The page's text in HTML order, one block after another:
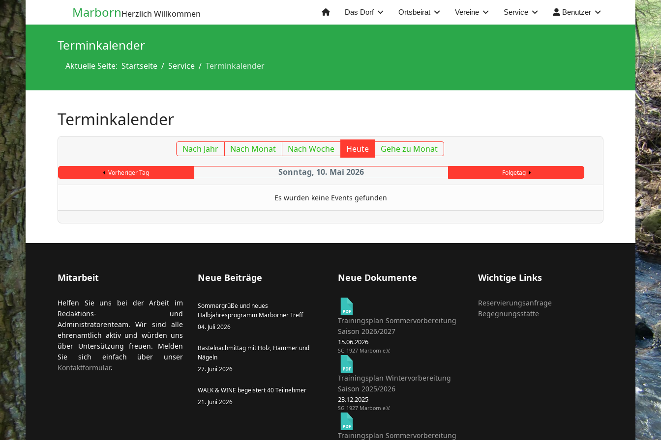
MarbornHerzlich Willkommen Das Dorf Ortsbeirat Vereine Service Benutzer
Terminkalender
Aktuelle Seite: Startseite Service Terminkalender
Terminkalender
Nach Jahr Nach Monat Nach Woche Heute Gehe zu Monat
Vorheriger Tag Sonntag, 10. Mai 2026 Folgetag
Es wurden keine Events gefunden
Mitarbeit
Helfen Sie uns bei der Arbeit im
Redaktions- und
Administratorenteam. Wir sind alle
ehrenamtlich aktiv und würden uns
über Untersützung freuen. Melden
Sie sich einfach über unser
Kontaktformular.
Neue Beiträge
Sommergrüße und neues
Halbjahresprogramm Marborner Treff
04. Juli 2026
Bastelnachmittag mit Holz, Hammer und
Nägeln
27. Juni 2026
WALK & WINE begeistert 40 Teilnehmer
21. Juni 2026
Neue Dokumente
Trainingsplan Sommervorbereitung
Saison 2026/2027
15.06.2026
SG 1927 Marborn e.V.
Trainingsplan Wintervorbereitung
Saison 2025/2026
23.12.2025
SG 1927 Marborn e.V.
Trainingsplan Sommervorbereitung
Wichtige Links
Reservierungsanfrage
Begegnungsstätte
anzeigen